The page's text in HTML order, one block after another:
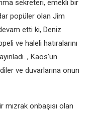
sekreteri, emekli bir
popüler olan Jim
etti ki, Deniz
ve haleli hatıralarını
, Kaos’un
ve duvarlarına onun
onbaşısı olan